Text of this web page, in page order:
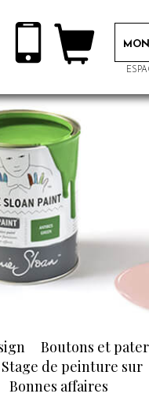
Boutons et
Stage de peinture sur
Bonnes affaires